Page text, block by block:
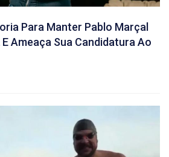
Para Manter Pablo Marçal
Ameaça Sua Candidatura Ao